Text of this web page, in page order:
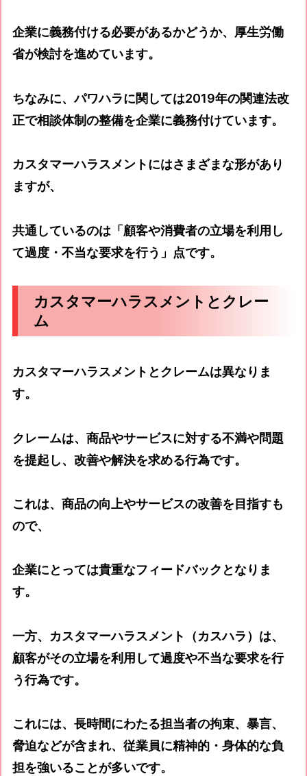
企業に義務付ける必要があるかどうか、厚生労働
省が検討を進めています。
ちなみに、パワハラに関しては2019年の関連法改
正で相談体制の整備を企業に義務付けています。
カスタマーハラスメントにはさまざまな形があり
ますが、
共通しているのは「顧客や消費者の立場を利用し
て過度・不当な要求を行う」点です。
カスタマーハラスメントとクレー
ム
カスタマーハラスメントとクレームは異なりま
す。
クレームは、商品やサービスに対する不満や問題
を提起し、改善や解決を求める行為です。
これは、商品の向上やサービスの改善を目指すも
ので、
企業にとっては貴重なフィードバックとなりま
す。
一方、 カスタマーハラスメント
（カスハラ）は、
顧客がその立場を利用して過度や不当な要求を行
う行為です。
これには、長時間にわたる担当者の拘束、暴言、
脅迫などが含まれ、従業員に精神的・身体的な負
担を強いることが多いです。